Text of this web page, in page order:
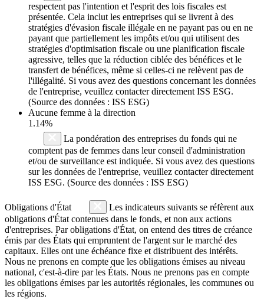
respectent pas l'intention et l'esprit des lois fiscales est
présentée. Cela inclut les entreprises qui se livrent à des
stratégies d'évasion fiscale illégale en ne payant pas ou en ne
payant que partiellement les impôts et/ou qui utilisent des
stratégies d'optimisation fiscale ou une planification fiscale
agressive, telles que la réduction ciblée des bénéfices et le
transfert de bénéfices, même si celles-ci ne relèvent pas de
l'illégalité. Si vous avez des questions concernant les données
de l'entreprise, veuillez contacter directement ISS ESG.
(Source des données : ISS ESG)
Aucune femme à la direction
1.14%
La pondération des entreprises du fonds qui ne
comptent pas de femmes dans leur conseil d'administration
et/ou de surveillance est indiquée. Si vous avez des questions
sur les données de l'entreprise, veuillez contacter directement
ISS ESG. (Source des données : ISS ESG)
Obligations d'État
Les indicateurs suivants se réfèrent aux
obligations d'État contenues dans le fonds, et non aux actions
d'entreprises. Par obligations d'État, on entend des titres de créance
émis par des États qui empruntent de l'argent sur le marché des
capitaux. Elles ont une échéance fixe et distribuent des intérêts.
Nous ne prenons en compte que les obligations émises au niveau
national, c'est-à-dire par les États. Nous ne prenons pas en compte
les obligations émises par les autorités régionales, les communes ou
les régions.